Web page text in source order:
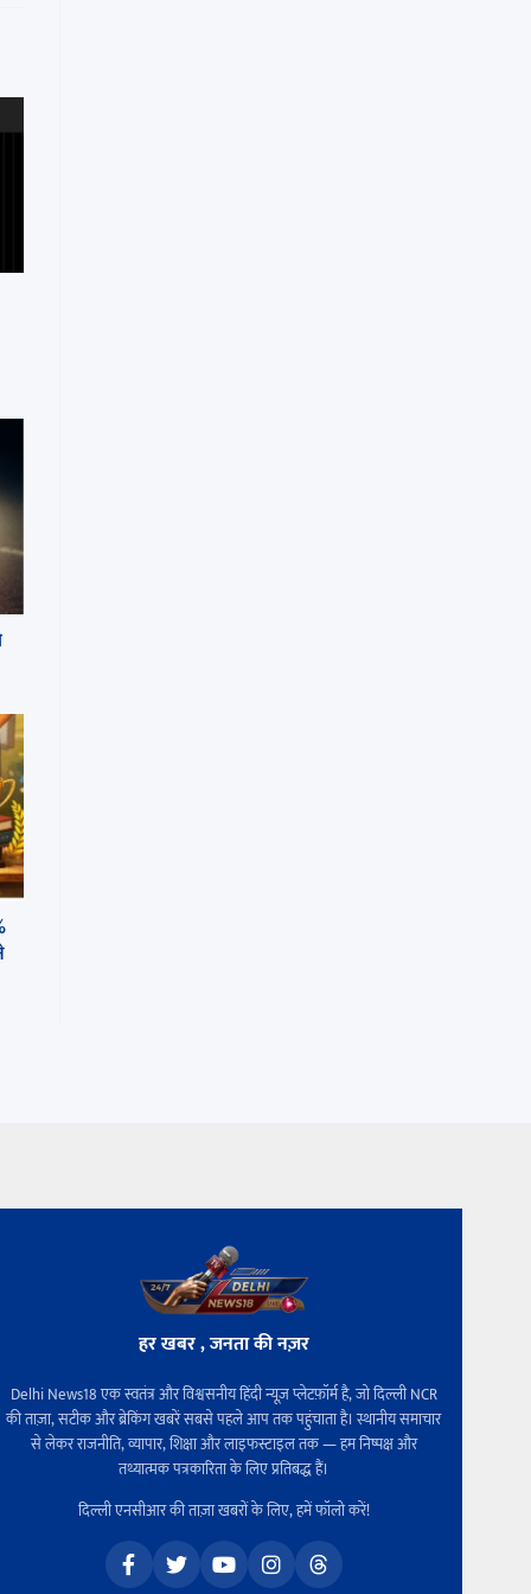
हर खबर , जनता की नज़र
Delhi News18 एक स्वतंत्र और विश्वसनीय हिंदी न्यूज़ प्लेटफ़ॉर्म है, जो दिल्ली NCR
की ताज़ा, सटीक और ब्रेकिंग खबरें सबसे पहले आप तक पहुंचाता है। स्थानीय समाचार
से लेकर राजनीति, व्यापार, शिक्षा और लाइफस्टाइल तक — हम निष्पक्ष और
तथ्यात्मक पत्रकारिता के लिए प्रतिबद्ध हैं।
दिल्ली एनसीआर की ताज़ा खबरों के लिए, हमें फॉलो करें!